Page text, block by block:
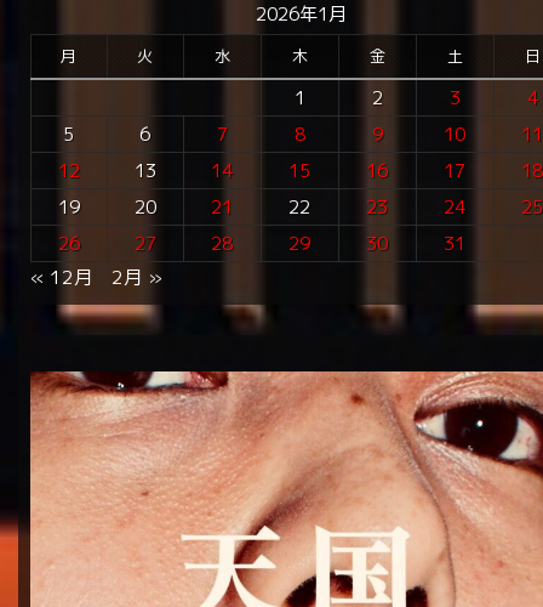
2026年1月
月 火 水 木 金 土 日
1 2 3
4
5
6 7 8 9 10
11
12
13 14 15 16 17
18
19
20 21 22 23 24
25
26
27 28 29 30 31
« 12月 2月 »